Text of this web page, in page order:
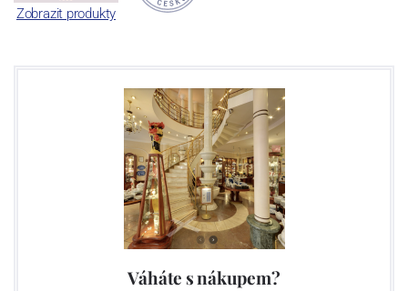
Zobrazit produkty
Váháte s nákupem?